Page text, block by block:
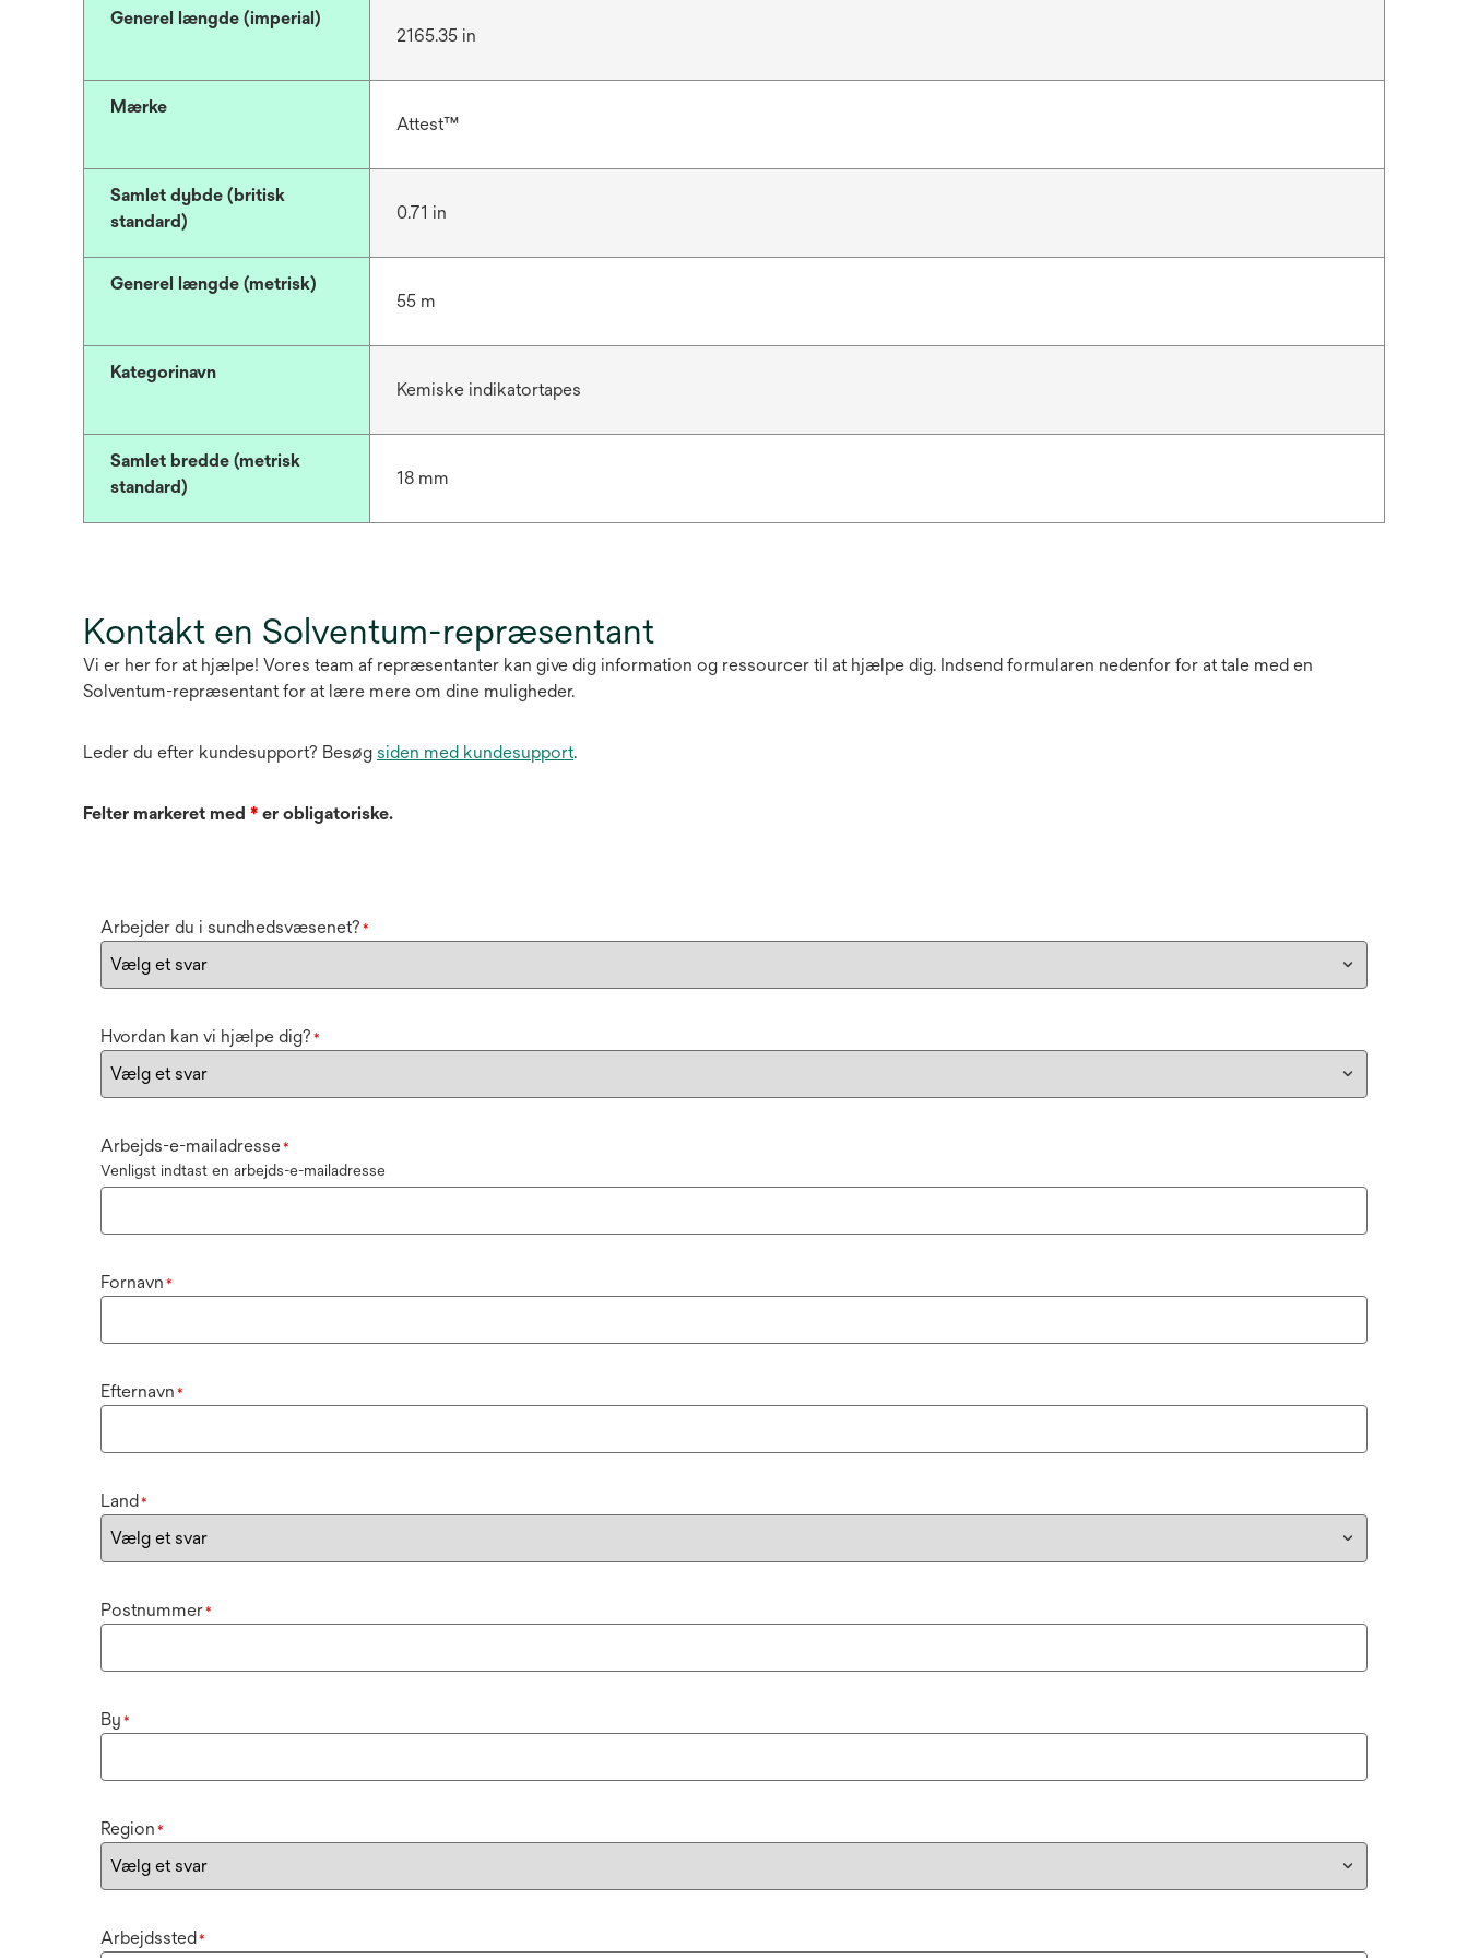
Generel længde (imperial)
2165.35 in
Mærke
Attest™
Samlet dybde (britisk
standard)
0.71 in
Generel længde (metrisk)
55 m
Kategorinavn
Kemiske indikatortapes
Samlet bredde (metrisk
standard)
18 mm
Kontakt en Solventum-repræsentant
Vi er her for at hjælpe! Vores team af repræsentanter kan give dig information og ressourcer til at hjælpe dig. Indsend formularen nedenfor for at tale med en
Solventum-repræsentant for at lære mere om dine muligheder.
Leder du efter kundesupport? Besøg siden med kundesupport.
Felter markeret med * er obligatoriske.
Arbejder du i sundhedsvæsenet? *
Hvordan kan vi hjælpe dig? *
Arbejds-e-mailadresse*
Venligst indtast en arbejds-e-mailadresse
Fornavn *
Efternavn *
Land*
Postnummer*
By *
Region *
Arbejdssted*